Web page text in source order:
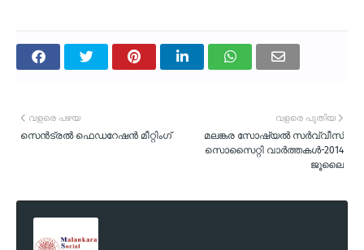
വളരെ പുതിയ
മലങ്കര സോഷ്യല്‍ സര്‍വ്വീസ്
സൊസൈറ്റി വാര്‍ത്തകള്‍-2014
ജൂലൈ
വളരെ പഴയ
സെന്‍ട്രല്‍ ഫെഡറേഷന്‍ മീറ്റിംഗ്